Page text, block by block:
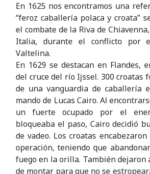
En 1625 nos encontramos una
“feroz caballería polaca y croata”
el combate de la Riva de
Italia, durante el conflicto por
Valtelina.
En 1629 se destacan en Flandes,
del cruce del río Ijssel. 300 croatas
de una vanguardia de caballería
mando de Lucas Cairo. Al
un fuerte ocupado por el
bloqueaba el paso, Cairo decidió
de vadeo. Los croatas
operación, teniendo que
fuego en la orilla. También dejaron
de montar para que no se